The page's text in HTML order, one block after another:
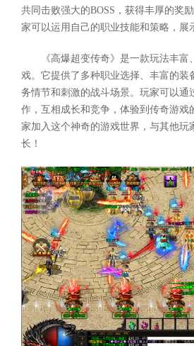
共同击败强大的BOSS，获得丰厚的奖
家可以运用自己的职业技能和策略，展
《高爆超变传奇》是一款玩法丰
戏。它提供了多种职业选择、丰富的装
务情节和刺激的战斗场景。玩家可以通
作，互相成长和竞争，体验到传奇游戏
家加入这个神奇的游戏世界，与其他玩
长！